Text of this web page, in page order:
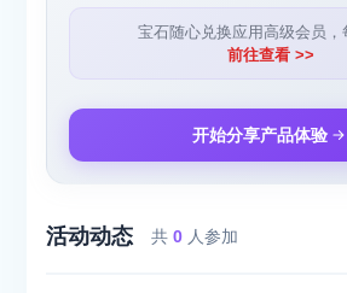
宝石随心兑换应用高级会员，
前往查看 >>
开始分享产品体验
活动动态 共0 人参加